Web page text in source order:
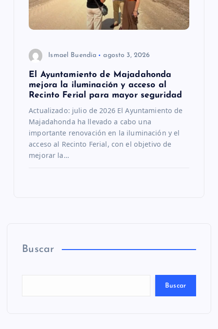
Ismael Buendía agosto 3, 2026
El Ayuntamiento de Majadahonda
mejora la iluminación y acceso al
Recinto Ferial para mayor seguridad
Actualizado: julio de 2026 El Ayuntamiento de
Majadahonda ha llevado a cabo una
importante renovación en la iluminación y el
acceso al Recinto Ferial, con el objetivo de
mejorar la…
Buscar
Buscar